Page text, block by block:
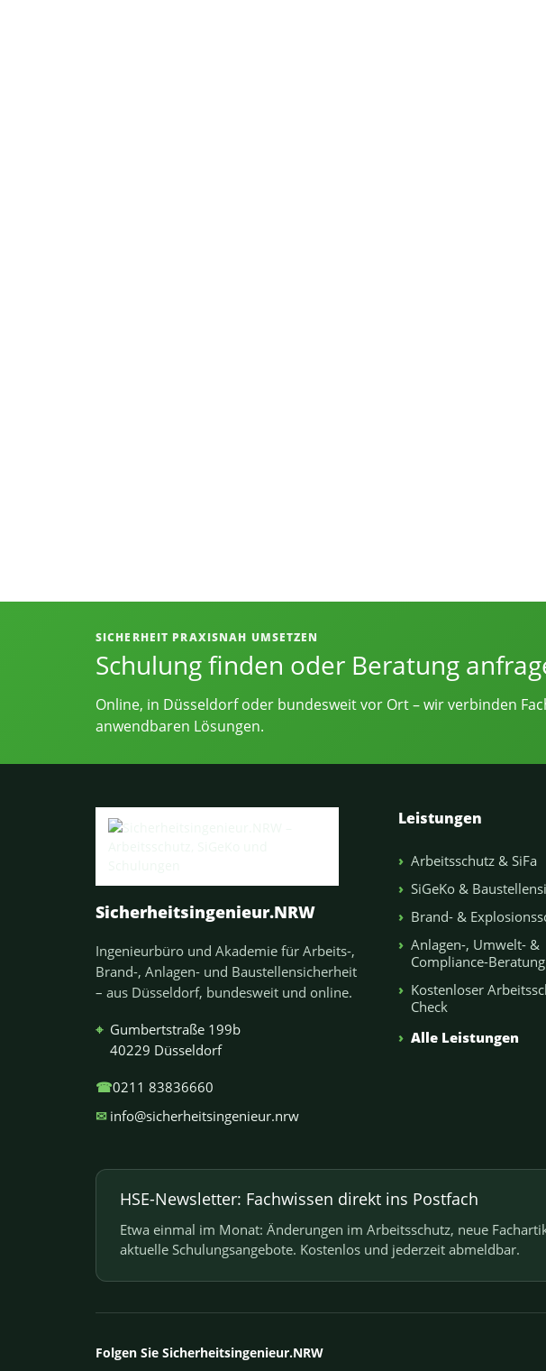
Informationen, Kontakt und Angebote von
SICHERHEIT PRAXISNAH UMSETZEN
Schulung finden oder Beratung
Online, in Düsseldorf oder bundesweit vor Ort – wir verbinden
anwendbaren Lösungen.
Sicherheitsingenieur.NRW
Ingenieurbüro und Akademie für Arbeits-,
Brand-, Anlagen- und Baustellensicherheit
– aus Düsseldorf, bundesweit und online.
⌖ Gumbertstraße 199b
40229 Düsseldorf
☎0211 83836660
✉ info@sicherheitsingenieur.nrw
Leistungen
Arbeitsschutz & SiFa
SiGeKo &
Brand- &
Anlagen-, Umwelt- &
Compliance-Beratung
Kostenloser
Check
Alle Leistungen
HSE-Newsletter: Fachwissen direkt ins Postfach
Etwa einmal im Monat: Änderungen im Arbeitsschutz, neue
aktuelle Schulungsangebote. Kostenlos und jederzeit abmeldbar.
Folgen Sie Sicherheitsingenieur.NRW